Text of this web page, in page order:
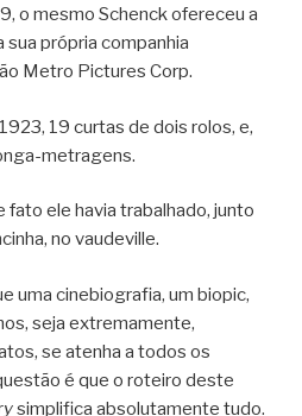
o mesmo Schenck ofereceu a
sua própria companhia
Metro Pictures Corp.
19 curtas de dois rolos, e,
metragens.
fato ele havia trabalhado, junto
no vaudeville.
uma cinebiografia, um biopic,
seja extremamente,
se atenha a todos os
é que o roteiro deste
simplifica absolutamente tudo.